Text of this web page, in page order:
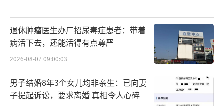
退休肿瘤医生办厂招尿毒症患者：带着
病活下去，还能活得有点尊严
2026-08-07 09:00:03
男子结婚8年3个女儿均非亲生：已向妻
子提起诉讼，要求离婚 真相令人心碎